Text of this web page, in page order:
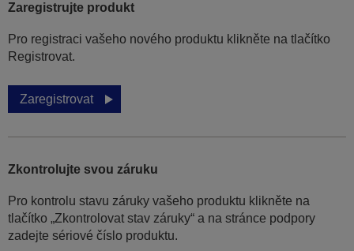
Zaregistrujte produkt
Pro registraci vašeho nového produktu klikněte na tlačítko
Registrovat.
Zaregistrovat
Zkontrolujte svou záruku
Pro kontrolu stavu záruky vašeho produktu klikněte na
tlačítko „Zkontrolovat stav záruky“ a na stránce podpory
zadejte sériové číslo produktu.